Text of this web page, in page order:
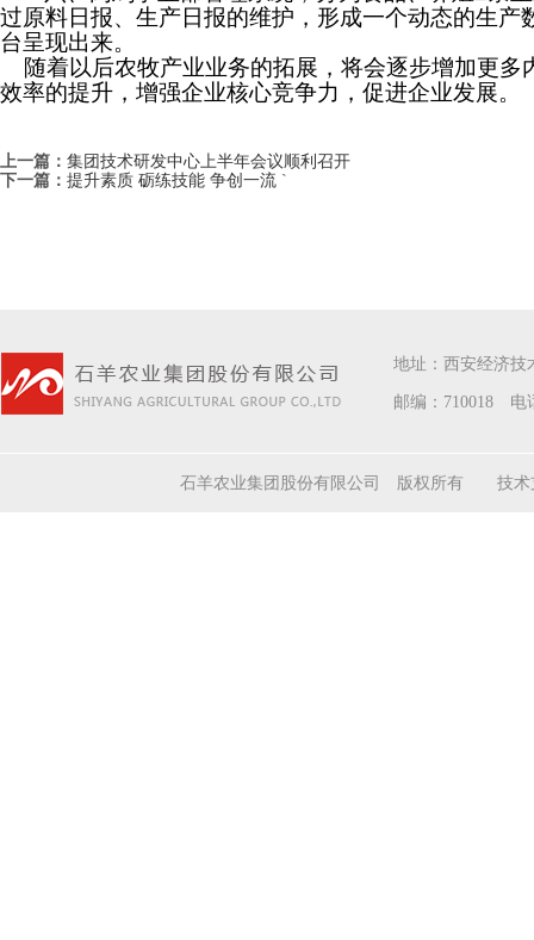
过原料日报、生产日报的维护，形成一个动态的生
台呈现出来。
随着以后农牧产业业务的拓展，将会逐步增加更多
效率的提升，增强企业核心竞争力，促进企业发展。
上一篇： 集团技术研发中心上半年会议顺利召开
下一篇： 提升素质 砺练技能 争创一流 `
地址：西安经济
邮编：710018 电
石羊农业集团股份有限公司 版权所有 技